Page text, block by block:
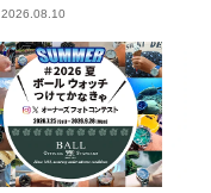
2026.08.10